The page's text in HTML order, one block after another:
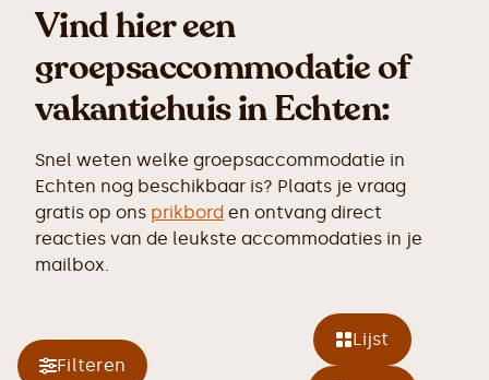
Vind hier een
groepsaccommodatie of
vakantiehuis in Echten:
Snel weten welke groepsaccommodatie in
Echten nog beschikbaar is? Plaats je vraag
gratis op ons prikbord en ontvang direct
reacties van de leukste accommodaties in je
mailbox.
Filteren
Lijst